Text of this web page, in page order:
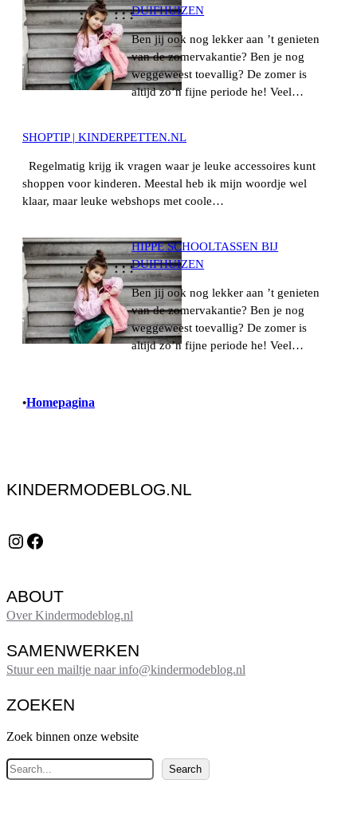
DUIFHUIZEN
Ben jij ook nog lekker aan ’t genieten
van de zomervakantie? Ben je nog
weggeweest toevallig? De zomer is
altijd zo’n fijne periode he! Veel…
SHOPTIP | KINDERPETTEN.NL
Regelmatig krijg ik vragen waar je leuke accessoires kunt
shoppen voor kinderen. Meestal heb ik mijn woordje wel
klaar, maar leuke webshops met coole…
HIPPE SCHOOLTASSEN BIJ
DUIFHUIZEN
Ben jij ook nog lekker aan ’t genieten
van de zomervakantie? Ben je nog
weggeweest toevallig? De zomer is
altijd zo’n fijne periode he! Veel…
•Homepagina
KINDERMODEBLOG.NL
Instagram Facebook
ABOUT
Over Kindermodeblog.nl
SAMENWERKEN
Stuur een mailtje naar info@kindermodeblog.nl
ZOEKEN
Zoek binnen onze website
Z
o
Search